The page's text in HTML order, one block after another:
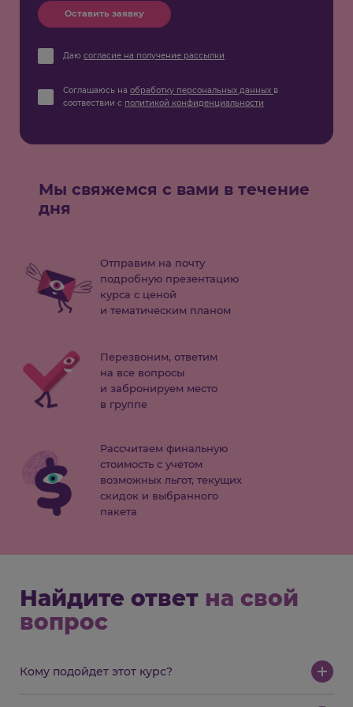
Оставить заявку
Даю согласие на получение рассылки
Соглашаюсь на обработку персональных данных в
соотвествии с политикой конфиденциальности
Мы свяжемся с вами в течение
дня
Отправим на почту
подробную презентацию
курса с ценой
и тематическим планом
Перезвоним, ответим
на все вопросы
и забронируем место
в группе
Рассчитаем финальную
стоимость с учетом
возможных льгот, текущих
скидок и выбранного
пакета
Найдите ответ на свой
вопрос
Кому подойдет этот курс?